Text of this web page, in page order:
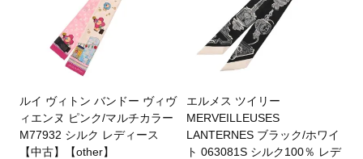
ルイ ヴィトン バンドー ヴィヴ
ィエンヌ ピンク/マルチカラー
M77932 シルク レディース
【中古】【other】
エルメス ツイリー
MERVEILLEUSES
LANTERNES ブラック/ホワイ
ト 063081S シルク100％ レデ